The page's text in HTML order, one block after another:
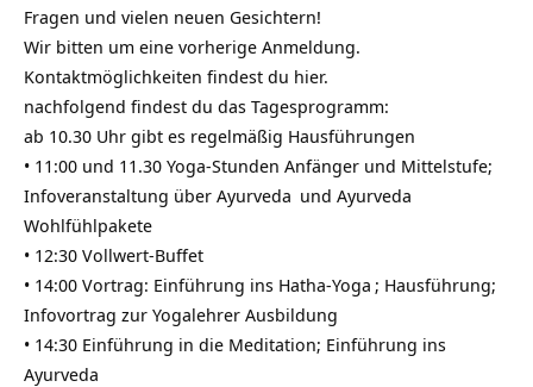
Fragen und vielen neuen Gesichtern!
Wir bitten um eine vorherige Anmeldung.
Kontaktmöglichkeiten findest du hier.
nachfolgend findest du das Tagesprogramm:
ab 10.30 Uhr gibt es regelmäßig Hausführungen
• 11:00 und 11.30 Yoga-Stunden Anfänger und Mittelstufe;
Infoveranstaltung über Ayurveda und Ayurveda
Wohlfühlpakete
• 12:30 Vollwert-Buffet
• 14:00 Vortrag: Einführung ins Hatha-Yoga ; Hausführung;
Infovortrag zur Yogalehrer Ausbildung
• 14:30 Einführung in die Meditation; Einführung ins
Ayurveda